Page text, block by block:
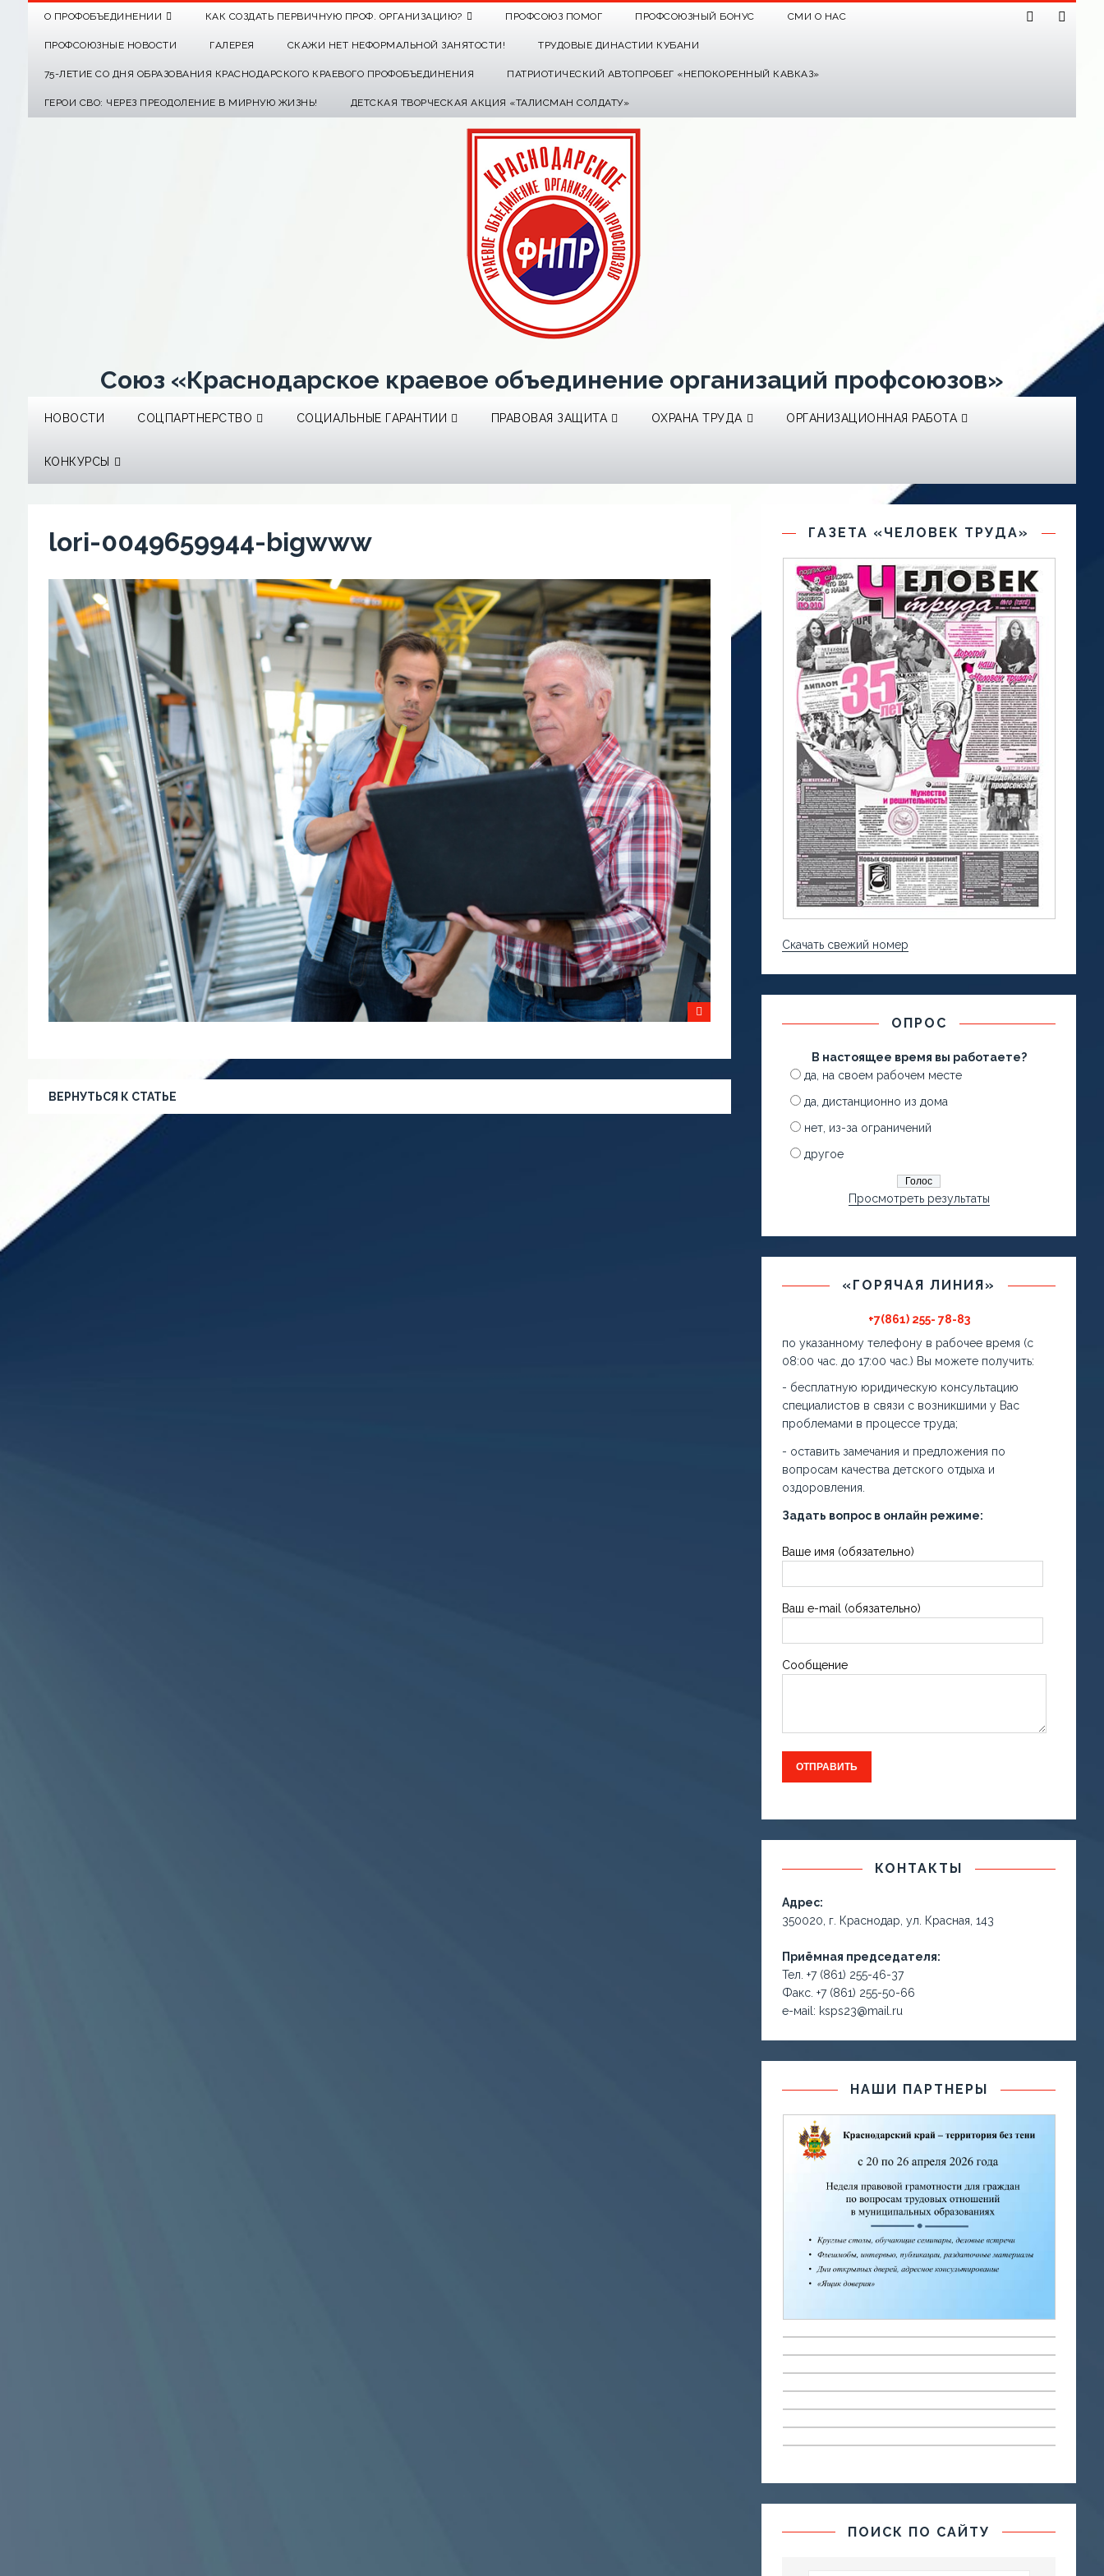
О ПРОФОБЪЕДИНЕНИИ КАК СОЗДАТЬ ПЕРВИЧНУЮ ПРОФ. ОРГАНИЗАЦИЮ? ПРОФСОЮЗ ПОМОГ ПРОФСОЮЗНЫЙ БОНУС СМИ О НАС
ПРОФСОЮЗНЫЕ НОВОСТИ ГАЛЕРЕЯ СКАЖИ НЕТ НЕФОРМАЛЬНОЙ ЗАНЯТОСТИ! ТРУДОВЫЕ ДИНАСТИИ КУБАНИ
75-ЛЕТИЕ СО ДНЯ ОБРАЗОВАНИЯ КРАСНОДАРСКОГО КРАЕВОГО ПРОФОБЪЕДИНЕНИЯ ПАТРИОТИЧЕСКИЙ АВТОПРОБЕГ «НЕПОКОРЕННЫЙ КАВКАЗ»
ГЕРОИ СВО: ЧЕРЕЗ ПРЕОДОЛЕНИЕ В МИРНУЮ ЖИЗНЬ! ДЕТСКАЯ ТВОРЧЕСКАЯ АКЦИЯ «ТАЛИСМАН СОЛДАТУ»
Союз «Краснодарское краевое объединение организаций профсоюзов»
НОВОСТИ СОЦПАРТНЕРСТВО СОЦИАЛЬНЫЕ ГАРАНТИИ ПРАВОВАЯ ЗАЩИТА ОХРАНА ТРУДА ОРГАНИЗАЦИОННАЯ РАБОТА
КОНКУРСЫ
lori-0049659944-bigwww
ВЕРНУТЬСЯ К СТАТЬЕ
ГАЗЕТА «ЧЕЛОВЕК ТРУДА»
Скачать свежий номер
ОПРОС
В настоящее время вы работаете?
да, на своем рабочем месте
да, дистанционно из дома
нет, из-за ограничений
другое
Просмотреть результаты
«ГОРЯЧАЯ ЛИНИЯ»
+7(861) 255- 78-83
по указанному телефону в рабочее время (с
08:00 час. до 17:00 час.) Вы можете получить:
- бесплатную юридическую консультацию
специалистов в связи с возникшими у Вас
проблемами в процессе труда;
- оставить замечания и предложения по
вопросам качества детского отдыха и
оздоровления.
Задать вопрос в онлайн режиме:
Ваше имя (обязательно)
Ваш e-mail (обязательно)
Сообщение
КОНТАКТЫ
Адрес:
350020, г. Краснодар, ул. Красная, 143
Приёмная председателя:
Тел. +7 (861) 255-46-37
Факс. +7 (861) 255-50-66
е-маil: ksps23@mail.ru
НАШИ ПАРТНЕРЫ
ПОИСК ПО САЙТУ